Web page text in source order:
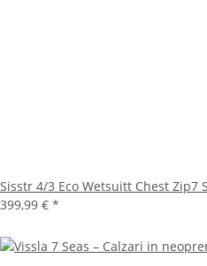
Sisstr 4/3 Eco Wetsuitt Chest
399,99 € *